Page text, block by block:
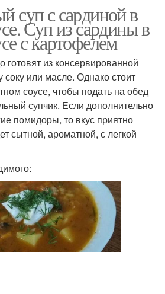
суп с сардиной в
Суп из сардины в
с картофелем
из консервированной
или масле. Однако стоит
соусе, чтобы подать на обед
супчик. Если дополнительно
помидоры, то вкус приятно
сытной, ароматной, с легкой